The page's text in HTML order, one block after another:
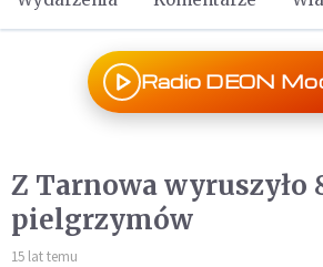
Radio DEON
Z Tarnowa wyruszyło
pielgrzymów
15 lat temu